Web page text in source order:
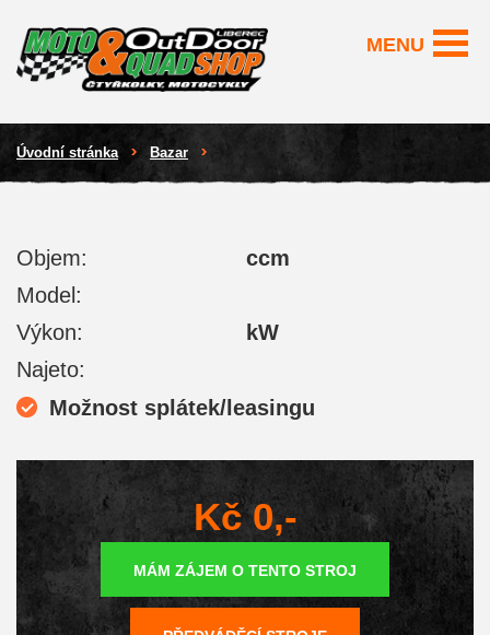
MENU
Úvodní stránka Bazar
Objem:
ccm
Model:
Výkon:
kW
Najeto:
Možnost splátek/leasingu
Kč 0,-
MÁM ZÁJEM O TENTO STROJ